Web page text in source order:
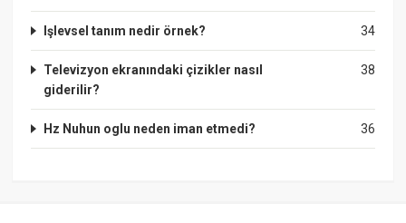
34
Işlevsel tanım nedir örnek?
38
Televizyon ekranındaki çizikler nasıl
giderilir?
36
Hz Nuhun oglu neden iman etmedi?